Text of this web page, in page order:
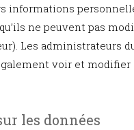
informations
ne peuvent pas
Les administrateurs
voir et modifier
les données